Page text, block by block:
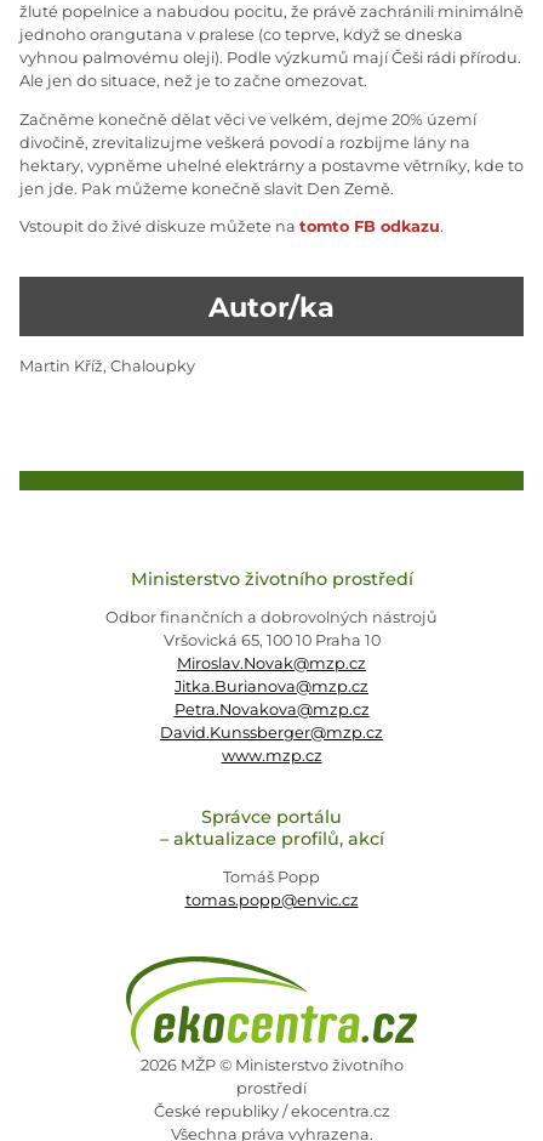
žluté popelnice a nabudou pocitu, že právě zachránili minimálně
jednoho orangutana v pralese (co teprve, když se dneska
vyhnou palmovému oleji). Podle výzkumů mají Češi rádi přírodu.
Ale jen do situace, než je to začne omezovat.
Začněme konečně dělat věci ve velkém, dejme 20% území
divočině, zrevitalizujme veškerá povodí a rozbijme lány na
hektary, vypněme uhelné elektrárny a postavme větrníky, kde to
jen jde. Pak můžeme konečně slavit Den Země.
Vstoupit do živé diskuze můžete na tomto FB odkazu.
Autor/ka
Martin Kříž, Chaloupky
2026 MŽP © Ministerstvo životního
prostředí
České republiky / ekocentra.cz
Všechna práva vyhrazena.
Ministerstvo životního prostředí
Odbor finančních a dobrovolných nástrojů
Vršovická 65, 100 10 Praha 10
Miroslav.Novak@mzp.cz
Jitka.Burianova@mzp.cz
Petra.Novakova@mzp.cz
David.Kunssberger@mzp.cz
www.mzp.cz
Správce portálu
– aktualizace profilů, akcí
Tomáš Popp
tomas.popp@envic.cz